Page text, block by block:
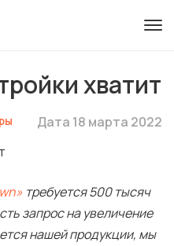
хватит
Дата 18 марта 2022
требуется 500 тысяч
запрос на увеличение
нашей продукции, мы